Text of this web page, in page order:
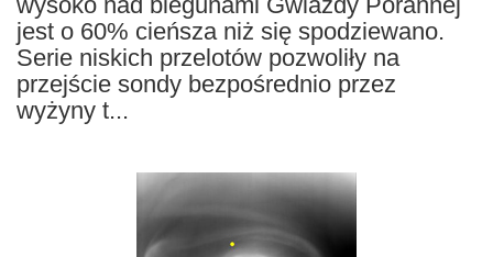
jest o 60% cieńsza niż się spodziewano.
Serie niskich przelotów pozwoliły na
przejście sondy bezpośrednio przez
wyżyny t...